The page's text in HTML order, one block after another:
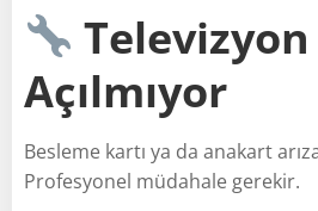
Televizyon
Açılmıyor
Besleme kartı ya da anakart
Profesyonel müdahale gerekir.